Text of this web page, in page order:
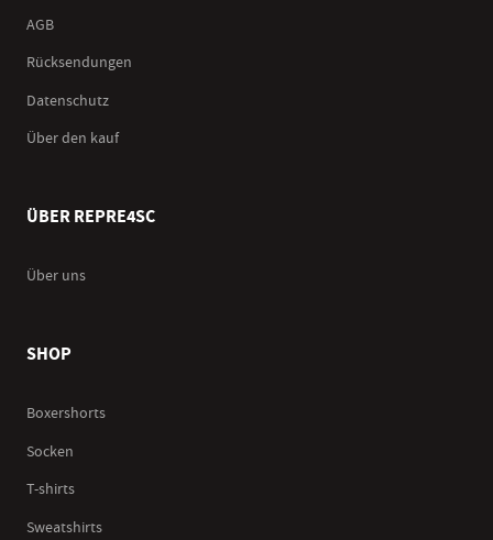
AGB
Rücksendungen
Datenschutz
Über den kauf
ÜBER REPRE4SC
Über uns
SHOP
Boxershorts
Socken
T-shirts
Sweatshirts